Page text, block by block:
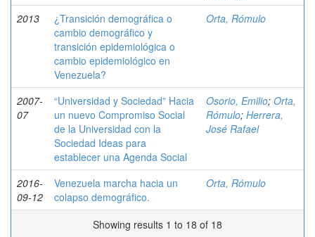
2013
¿Transición demográfica o
cambio demográfico y
transición epidemiológica o
cambio epidemiológico en
Venezuela?
Orta, Rómulo
2007-
07
“Universidad y Sociedad” Hacia
un nuevo Compromiso Social
de la Universidad con la
Sociedad Ideas para
establecer una Agenda Social
Osorio, Emilio; Orta,
Rómulo; Herrera,
José Rafael
2016-
09-12
Venezuela marcha hacia un
colapso demográfico.
Orta, Rómulo
Showing results 1 to 18 of 18